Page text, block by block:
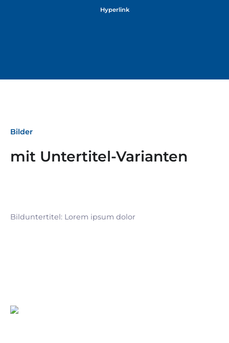
Hyperlink
Bilder
mit Untertitel-Varianten
Bilduntertitel: Lorem ipsum dolor